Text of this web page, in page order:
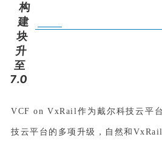
构
建
块
升
至
7.0
VCF on VxRail作为戴尔科技云平
技云平台的多项升级，自然和